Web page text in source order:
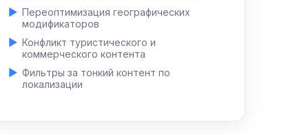
Переоптимизация географических
модификаторов
Конфликт туристического и
коммерческого контента
Фильтры за тонкий контент по
локализации